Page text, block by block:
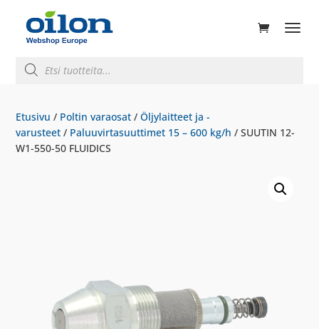
search
Etusivu / Poltin varaosat /Öljylaitteet ja -
varusteet / Paluuvirtasuuttimet 15 – 600 kg/h / SUUTIN 12-
W1-550-50 FLUIDICS